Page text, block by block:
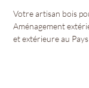
Votre artisan bois
Aménagement
et extérieure au